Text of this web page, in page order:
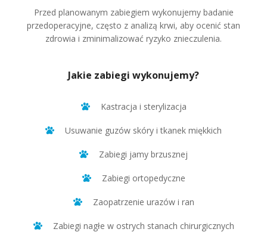
Przed planowanym zabiegiem wykonujemy badanie
przedoperacyjne, często z analizą krwi, aby ocenić stan
zdrowia i zminimalizować ryzyko znieczulenia.
Jakie zabiegi wykonujemy?
Kastracja i sterylizacja
Usuwanie guzów skóry i tkanek miękkich
Zabiegi jamy brzusznej
Zabiegi ortopedyczne
Zaopatrzenie urazów i ran
Zabiegi nagłe w ostrych stanach chirurgicznych